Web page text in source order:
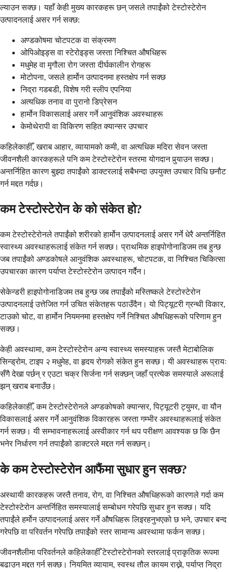
ल्याउन सक्छ। यहाँ केही मुख्य कारकहरू छन् जसले तपाईंको टेस्टोस्टेरोन
उत्पादनलाई असर गर्न सक्छ:
अण्डकोषमा चोटपटक वा संक्रमण
ओपिओइड्स वा स्टेरोइड्स जस्ता निश्चित औषधिहरू
मधुमेह वा मृगौला रोग जस्ता दीर्घकालीन रोगहरू
मोटोपना, जसले हार्मोन उत्पादनमा हस्तक्षेप गर्न सक्छ
निद्रा गडबडी, विशेष गरी स्लीप एपनिया
अत्यधिक तनाव वा पुरानो डिप्रेसन
हार्मोन विकासलाई असर गर्ने आनुवंशिक अवस्थाहरू
केमोथेरापी वा विकिरण सहित क्यान्सर उपचार
कहिलेकाहीँ, खराब आहार, व्यायामको कमी, वा अत्यधिक मदिरा सेवन जस्ता
जीवनशैली कारकहरूले पनि कम टेस्टोस्टेरोन स्तरमा योगदान पुर्‍याउन सक्छ।
अन्तर्निहित कारण बुझ्दा तपाईंको डाक्टरलाई सबैभन्दा उपयुक्त उपचार विधि छनौट
गर्न मद्दत गर्दछ।
कम टेस्टोस्टेरोन के को संकेत हो?
कम टेस्टोस्टेरोनले तपाईंको शरीरको हार्मोन उत्पादनलाई असर गर्ने धेरै अन्तर्निहित
स्वास्थ्य अवस्थाहरूलाई संकेत गर्न सक्छ। प्राथमिक हाइपोगोनाडिजम तब हुन्छ
जब तपाईंको अण्डकोषले आनुवंशिक अवस्थाहरू, चोटपटक, वा निश्चित चिकित्सा
उपचारका कारण पर्याप्त टेस्टोस्टेरोन उत्पादन गर्दैन।
सेकेन्डरी हाइपोगोनाडिजम तब हुन्छ जब तपाईंको मस्तिष्कले टेस्टोस्टेरोन
उत्पादनलाई उत्तेजित गर्न उचित संकेतहरू पठाउँदैन। यो पिट्यूटरी ग्रन्थी विकार,
टाउको चोट, वा हार्मोन नियमनमा हस्तक्षेप गर्ने निश्चित औषधिहरूको परिणाम हुन
सक्छ।
केही अवस्थामा, कम टेस्टोस्टेरोन अन्य स्वास्थ्य समस्याहरू जस्तै मेटाबोलिक
सिन्ड्रोम, टाइप २ मधुमेह, वा हृदय रोगको संकेत हुन सक्छ। यी अवस्थाहरू प्रायः
सँगै देखा पर्छन् र एउटा चक्र सिर्जना गर्न सक्छन् जहाँ प्रत्येक समस्याले अरूलाई
झन् खराब बनाउँछ।
कहिलेकाहीँ, कम टेस्टोस्टेरोनले अण्डकोषको क्यान्सर, पिट्यूटरी ट्युमर, वा यौन
विकासलाई असर गर्ने आनुवंशिक विकारहरू जस्ता गम्भीर अवस्थाहरूलाई संकेत
गर्न सक्छ। यी सम्भावनाहरूलाई अस्वीकार गर्न थप परीक्षण आवश्यक छ कि छैन
भनेर निर्धारण गर्न तपाईंको डाक्टरले मद्दत गर्न सक्छन्।
के कम टेस्टोस्टेरोन आफैंमा सुधार हुन सक्छ?
अस्थायी कारकहरू जस्तै तनाव, रोग, वा निश्चित औषधिहरूको कारणले गर्दा कम
टेस्टोस्टेरोन अन्तर्निहित समस्यालाई सम्बोधन गरेपछि सुधार हुन सक्छ। यदि
तपाईंले हर्मोन उत्पादनलाई असर गर्ने औषधिहरू लिइरहनुभएको छ भने, उपचार बन्द
गरेपछि वा परिवर्तन गरेपछि तपाईंको स्तर सामान्य अवस्थामा फर्कन सक्छ।
जीवनशैलीमा परिवर्तनले कहिलेकाहीँ टेस्टोस्टेरोनको स्तरलाई प्राकृतिक रूपमा
बढाउन मद्दत गर्न सक्छ। नियमित व्यायाम, स्वस्थ तौल कायम राख्ने, पर्याप्त निद्रा